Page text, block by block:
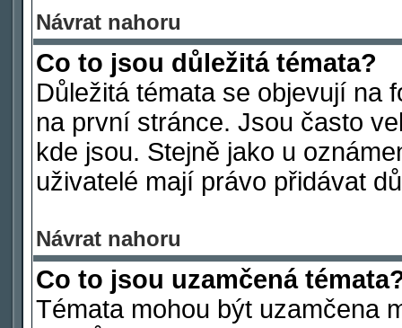
Návrat nahoru
Co to jsou důležitá témata?
Důležitá témata se objevují na
na první stránce. Jsou často
kde jsou. Stejně jako u
uživatelé mají právo přidávat
Návrat nahoru
Co to jsou uzamčená
Témata mohou být uzamčena